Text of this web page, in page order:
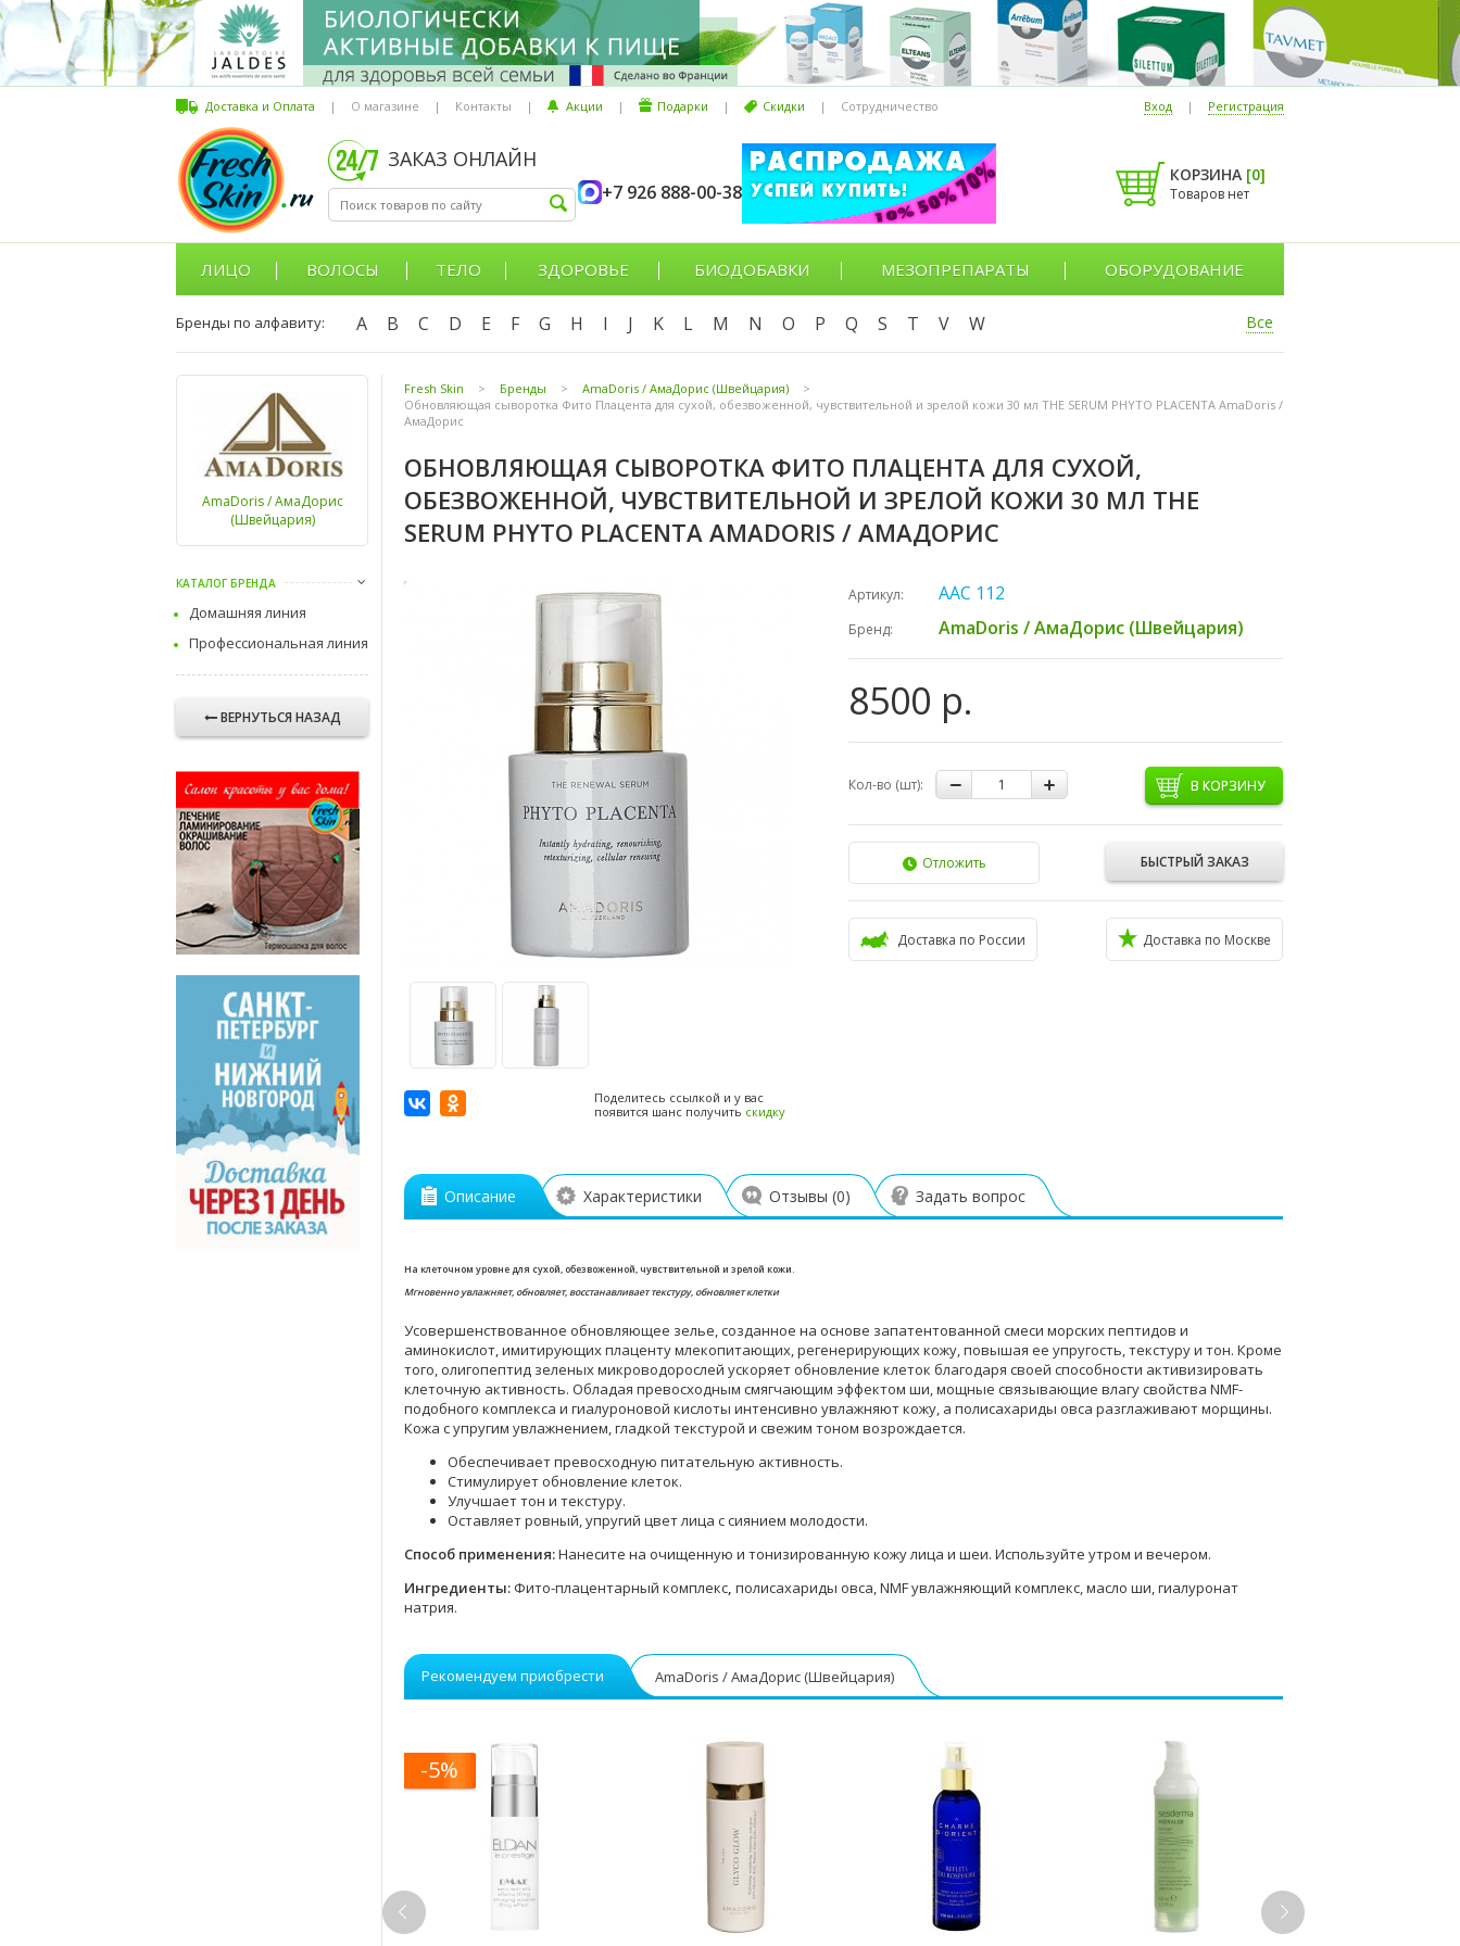
Доставка и Оплата | О магазине | Контакты | Акции | Подарки | Скидки | Сотрудничество Вход | Регистрация
ЗАКАЗ ОНЛАЙН
+7 926 888-00-38
КОРЗИНА [0]
Товаров нет
ЛИЦО ВОЛОСЫ ТЕЛО ЗДОРОВЬЕ БИОДОБАВКИ МЕЗОПРЕПАРАТЫ ОБОРУДОВАНИЕ
Бренды по алфавиту: A B C D E F G H I J K L M N O P Q S T V W Все
AmaDoris / АмаДорис
(Швейцария)
КАТАЛОГ БРЕНДА
Домашняя линия
Профессиональная линия
ВЕРНУТЬСЯ НАЗАД
Fresh Skin > Бренды > AmaDoris / АмаДорис (Швейцария)
>
Обновляющая сыворотка Фито Плацента для сухой, обезвоженной, чувствительной и зрелой кожи 30 мл THE SERUM PHYTO PLACENTA AmaDoris /
АмаДорис
ОБНОВЛЯЮЩАЯ СЫВОРОТКА ФИТО ПЛАЦЕНТА ДЛЯ СУХОЙ,
ОБЕЗВОЖЕННОЙ, ЧУВСТВИТЕЛЬНОЙ И ЗРЕЛОЙ КОЖИ 30 МЛ THE
SERUM PHYTO PLACENTA AMADORIS / АМАДОРИС
Поделитесь ссылкой и у вас
появится шанс получить скидку
Артикул: AAC 112
Бренд: AmaDoris / АмаДорис (Швейцария)
8500 р.
Кол-во (шт): В КОРЗИНУ
БЫСТРЫЙ ЗАКАЗ
Отложить
Доставка по России Доставка по Москве
Описание Характеристики Отзывы (0) Задать вопрос
На клеточном уровне для сухой, обезвоженной, чувствительной и зрелой кожи.
Мгновенно увлажняет, обновляет, восстанавливает текстуру, обновляет клетки
Усовершенствованное обновляющее зелье, созданное на основе запатентованной смеси морских пептидов и
аминокислот, имитирующих плаценту млекопитающих, регенерирующих кожу, повышая ее упругость, текстуру и тон. Кроме
того, олигопептид зеленых микроводорослей ускоряет обновление клеток благодаря своей способности активизировать
клеточную активность. Обладая превосходным смягчающим эффектом ши, мощные связывающие влагу свойства NMF-
подобного комплекса и гиалуроновой кислоты интенсивно увлажняют кожу, а полисахариды овса разглаживают морщины.
Кожа с упругим увлажнением, гладкой текстурой и свежим тоном возрождается.
Обеспечивает превосходную питательную активность.
Стимулирует обновление клеток.
Улучшает тон и текстуру.
Оставляет ровный, упругий цвет лица с сиянием молодости.
Способ применения:Нанесите на очищенную и тонизированную кожу лица и шеи. Используйте утром и вечером.
Ингредиенты: Фито-плацентарный комплекс, полисахариды овса, NMF увлажняющий комплекс, масло ши, гиалуронат
натрия.
Рекомендуем приобрести AmaDoris / АмаДорис (Швейцария)
-5%